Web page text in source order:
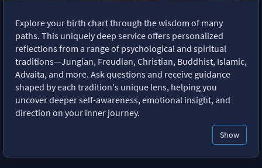
Explore your birth chart through the wisdom of many
paths. This uniquely deep service offers personalized
reflections from a range of psychological and spiritual
traditions—Jungian, Freudian, Christian, Buddhist, Islamic,
Advaita, and more. Ask questions and receive guidance
shaped by each tradition's unique lens, helping you
uncover deeper self-awareness, emotional insight, and
direction on your inner journey.
Show